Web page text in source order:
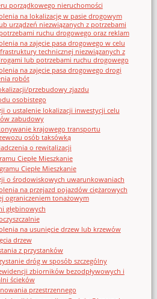
porządkowego nieruchomości
na lokalizację w pasie drogowym
urządzeń niezwiązanych z potrzebami
ruchu drogowego oraz reklam
na zajęcie pasa drogowego w celu
technicznej niezwiązanych z
lub potrzebami ruchu drogowego
na zajęcie pasa drogowego drogi
robót
przebudowy zjazdu
osobistego
o ustalenie lokalizacji inwestycji celu
zabudowy
krajowego transportu
osób taksówką
o rewitalizacji
Ciepłe Mieszkanie
Ciepłe Mieszkanie
o środowiskowych uwarunkowaniach
na przejazd pojazdów ciężarowych
ograniczeniem tonażowym
głębinowych
na usunięcie drzew lub krzewów
drzew
z przystanków
dróg w sposób szczególny
zbiorników bezodpływowych i
ścieków
przestrzennego